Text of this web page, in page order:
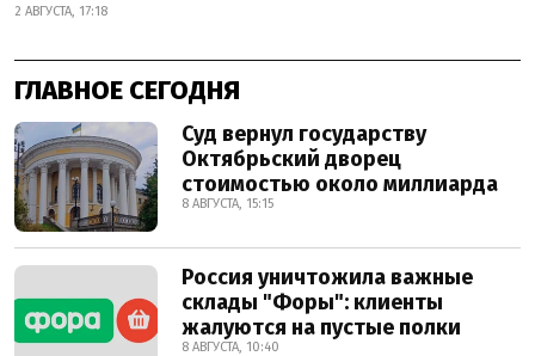
2 АВГУСТА, 17:18
ГЛАВНОЕ СЕГОДНЯ
Суд вернул государству
Октябрьский дворец
стоимостью около миллиарда
8 АВГУСТА, 15:15
Россия уничтожила важные
склады "Форы": клиенты
жалуются на пустые полки
8 АВГУСТА, 10:40